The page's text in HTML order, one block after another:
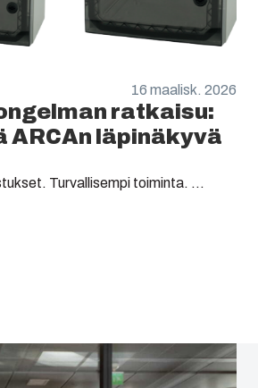
16 maalisk. 2026
ratkaisu:
läpinäkyvä
Turvallisempi toiminta. ...